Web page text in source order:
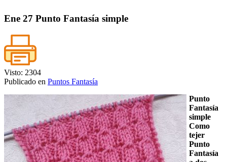
Ene 27 Punto Fantasía simple
Visto: 2304
Publicado en Puntos Fantasía
Punto
Fantasía
simple
Como
tejer
Punto
Fantasía